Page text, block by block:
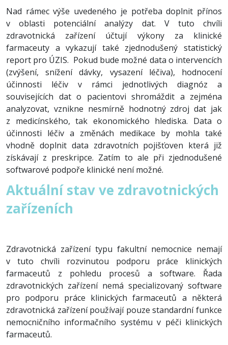
Nad rámec výše uvedeného je potřeba doplnit přínos
v oblasti potenciální analýzy dat. V tuto chvíli
zdravotnická zařízení účtují výkony za klinické
farmaceuty a vykazují také zjednodušený statistický
report pro ÚZIS. Pokud bude možné data o intervencích
(zvýšení, snížení dávky, vysazení léčiva), hodnocení
účinnosti léčiv v rámci jednotlivých diagnóz a
souvisejících dat o pacientovi shromáždit a zejména
analyzovat, vznikne nesmírně hodnotný zdroj dat jak
z medicínského, tak ekonomického hlediska. Data o
účinnosti léčiv a změnách medikace by mohla také
vhodně doplnit data zdravotních pojišťoven která již
získávají z preskripce. Zatím to ale při zjednodušené
softwarové podpoře klinické není možné.
Aktuální stav ve zdravotnických
zařízeních
Zdravotnická zařízení typu fakultní nemocnice nemají
v tuto chvíli rozvinutou podporu práce klinických
farmaceutů z pohledu procesů a software. Řada
zdravotnických zařízení nemá specializovaný software
pro podporu práce klinických farmaceutů a některá
zdravotnická zařízení používají pouze standardní funkce
nemocničního informačního systému v péči klinických
farmaceutů.